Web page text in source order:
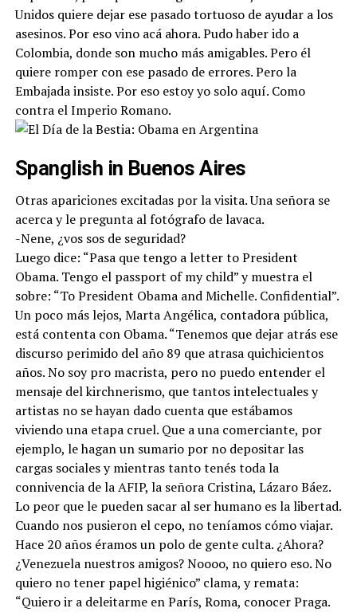
Unidos quiere dejar ese pasado tortuoso de ayudar a los
asesinos. Por eso vino acá ahora. Pudo haber ido a
Colombia, donde son mucho más amigables. Pero él
quiere romper con ese pasado de errores. Pero la
Embajada insiste. Por eso estoy yo solo aquí. Como
contra el Imperio Romano.
Spanglish in Buenos Aires
Otras apariciones excitadas por la visita. Una señora se
acerca y le pregunta al fotógrafo de lavaca.
-Nene, ¿vos sos de seguridad?
Luego dice: “Pasa que tengo a letter to President
Obama. Tengo el passport of my child” y muestra el
sobre: “To President Obama and Michelle. Confidential”.
Un poco más lejos, Marta Angélica, contadora pública,
está contenta con Obama. “Tenemos que dejar atrás ese
discurso perimido del año 89 que atrasa quichicientos
años. No soy pro macrista, pero no puedo entender el
mensaje del kirchnerismo, que tantos intelectuales y
artistas no se hayan dado cuenta que estábamos
viviendo una etapa cruel. Que a una comerciante, por
ejemplo, le hagan un sumario por no depositar las
cargas sociales y mientras tanto tenés toda la
connivencia de la AFIP, la señora Cristina, Lázaro Báez.
Lo peor que le pueden sacar al ser humano es la libertad.
Cuando nos pusieron el cepo, no teníamos cómo viajar.
Hace 20 años éramos un polo de gente culta. ¿Ahora?
¿Venezuela nuestros amigos? Noooo, no quiero eso. No
quiero no tener papel higiénico” clama, y remata:
“Quiero ir a deleitarme en París, Roma, conocer Praga.